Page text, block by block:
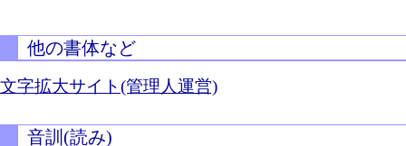
他の書体など
文字拡大サイト(管理人運営)
音訓(読み)